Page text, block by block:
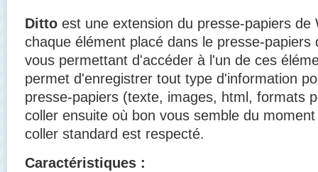
Ditto est une extension du presse-papiers de
chaque élément placé dans le presse-papiers
vous permettant d'accéder à l'un de ces
permet d'enregistrer tout type d'information
presse-papiers (texte, images, html, formats
coller ensuite où bon vous semble du
coller standard est respecté.
Caractéristiques :